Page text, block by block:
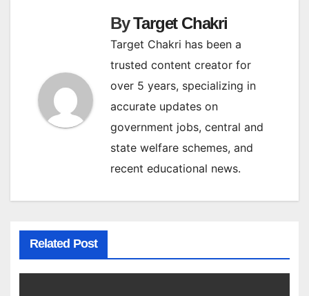
ByTarget Chakri
Target Chakri has been a
trusted content creator for
over 5 years, specializing in
accurate updates on
government jobs, central and
state welfare schemes, and
recent educational news.
Related Post